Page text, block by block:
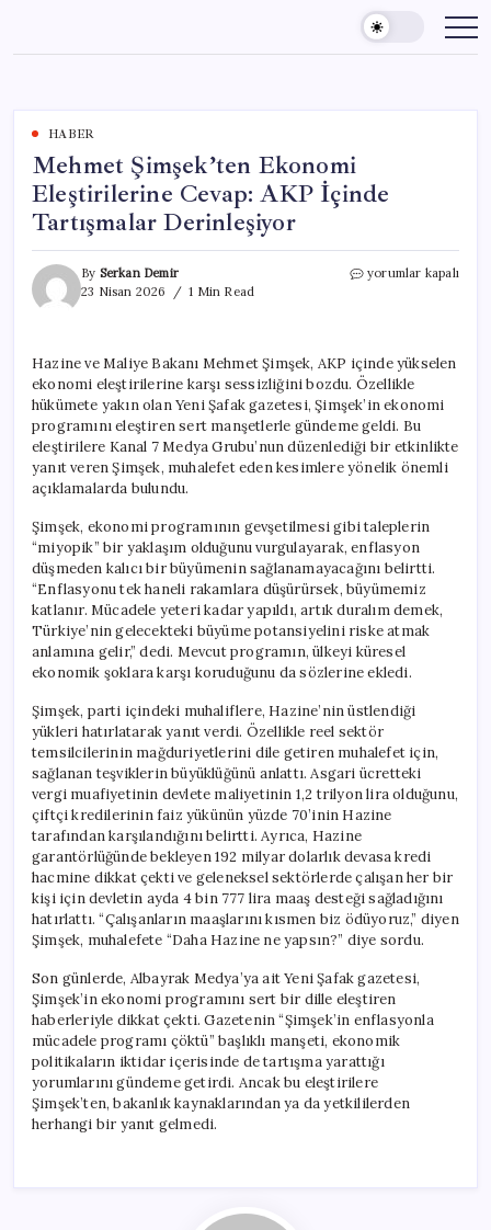
content
HABER
Mehmet Şimşek’ten Ekonomi
Eleştirilerine Cevap: AKP İçinde
Tartışmalar Derinleşiyor
By Serkan Demir
23 Nisan 2026
1 Min Read
Mehmet
AKP
İçinde
Tartışmalar
Derinleşiyor
için
yorumlar kapalı
Hazine ve Maliye Bakanı Mehmet Şimşek, AKP içinde yükselen
ekonomi eleştirilerine karşı sessizliğini bozdu. Özellikle
hükümete yakın olan Yeni Şafak gazetesi, Şimşek’in ekonomi
programını eleştiren sert manşetlerle gündeme geldi. Bu
eleştirilere Kanal 7 Medya Grubu’nun düzenlediği bir etkinlikte
yanıt veren Şimşek, muhalefet eden kesimlere yönelik önemli
açıklamalarda bulundu.
Şimşek, ekonomi programının gevşetilmesi gibi taleplerin
“miyopik” bir yaklaşım olduğunu vurgulayarak, enflasyon
düşmeden kalıcı bir büyümenin sağlanamayacağını belirtti.
“Enflasyonu tek haneli rakamlara düşürürsek, büyümemiz
katlanır. Mücadele yeteri kadar yapıldı, artık duralım demek,
Türkiye’nin gelecekteki büyüme potansiyelini riske atmak
anlamına gelir,” dedi. Mevcut programın, ülkeyi küresel
ekonomik şoklara karşı koruduğunu da sözlerine ekledi.
Şimşek, parti içindeki muhaliflere, Hazine’nin üstlendiği
yükleri hatırlatarak yanıt verdi. Özellikle reel sektör
temsilcilerinin mağduriyetlerini dile getiren muhalefet için,
sağlanan teşviklerin büyüklüğünü anlattı. Asgari ücretteki
vergi muafiyetinin devlete maliyetinin 1,2 trilyon lira olduğunu,
çiftçi kredilerinin faiz yükünün yüzde 70’inin Hazine
tarafından karşılandığını belirtti. Ayrıca, Hazine
garantörlüğünde bekleyen 192 milyar dolarlık devasa kredi
hacmine dikkat çekti ve geleneksel sektörlerde çalışan her bir
kişi için devletin ayda 4 bin 777 lira maaş desteği sağladığını
hatırlattı. “Çalışanların maaşlarını kısmen biz ödüyoruz,” diyen
Şimşek, muhalefete “Daha Hazine ne yapsın?” diye sordu.
Son günlerde, Albayrak Medya’ya ait Yeni Şafak gazetesi,
Şimşek’in ekonomi programını sert bir dille eleştiren
haberleriyle dikkat çekti. Gazetenin “Şimşek’in enflasyonla
mücadele programı çöktü” başlıklı manşeti, ekonomik
politikaların iktidar içerisinde de tartışma yarattığı
yorumlarını gündeme getirdi. Ancak bu eleştirilere
Şimşek’ten, bakanlık kaynaklarından ya da yetkililerden
herhangi bir yanıt gelmedi.